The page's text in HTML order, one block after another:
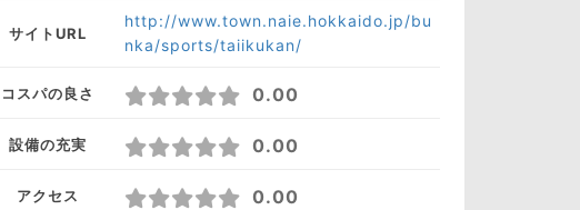
サイトURL
http://www.town.naie.hokkaido.jp/bu
nka/sports/taiikukan/
コスパの良さ 0.00
設備の充実 0.00
アクセス 0.00